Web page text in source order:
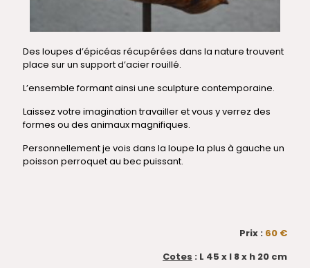
Des loupes d’épicéas récupérées dans la nature trouvent
place sur un support d’acier rouillé.
L’ensemble formant ainsi une sculpture contemporaine.
Laissez votre imagination travailler et vous y verrez des
formes ou des animaux magnifiques.
Personnellement je vois dans la loupe la plus à gauche un
poisson perroquet au bec puissant.
Prix : 60 €
Cotes : L 45 x l 8 x h 20 cm